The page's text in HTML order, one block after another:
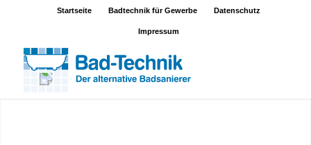
Startseite Badtechnik für Gewerbe Datenschutz
Impressum